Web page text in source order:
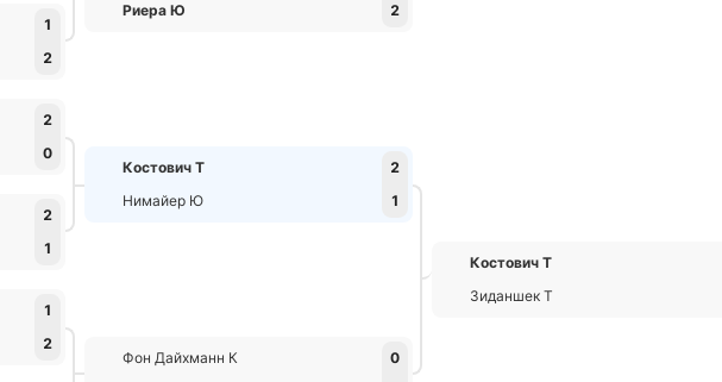
1
2
2
0
2
1
1
2
Риера Ю
2
Костович Т
2
Нимайер Ю
1
Фон Дайхманн К
0
Костович Т
Зиданшек Т